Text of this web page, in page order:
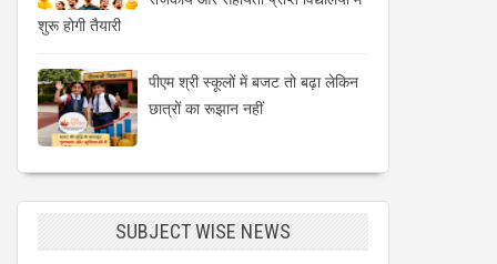
शुरू होगी तैयारी
पीएम श्री स्कूलों में बजट तो बढ़ा लेकिन
छात्रों का रूझान नहीं
SUBJECT WISE NEWS